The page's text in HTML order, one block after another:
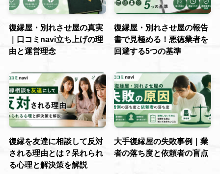
復縁屋・別れさせ屋の真実
｜口コミnavi立ち上げの理
由と運営理念
復縁屋・別れさせ屋の報告
書で見極める！悪徳業者を
回避する5つの基準
復縁を友達に相談して反対
される理由とは？呆れられ
る心理と解決策を解説
大手復縁屋の失敗事例｜業
者の落ち度と依頼者の盲点